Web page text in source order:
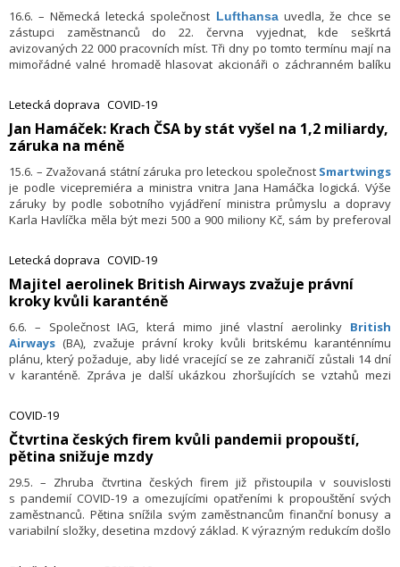
16.6. – Německá letecká společnost Lufthansauvedla, že chce se
zástupci zaměstnanců do 22. června vyjednat, kde seškrtá
avizovaných 22 000 pracovních míst. Tři dny po tomto termínu mají na
mimořádné valné hromadě hlasovat akcionáři o záchranném balíku
pandemie poskytne nový německý fond pro hospodářskou
stabilizaci WSF.
Letecká doprava COVID-19
Jan Hamáček: Krach ČSA by stát vyšel na 1,2 miliardy,
záruka na méně
15.6. – Zvažovaná státní záruka pro leteckou společnost Smartwings
je podle vicepremiéra a ministra vnitra Jana Hamáčka logická. Výše
záruky by podle sobotního vyjádření ministra průmyslu a dopravy
Karla Havlíčka měla být mezi 500 a 900 miliony Kč, sám by preferoval
dávkách a podpoře vyplatil více, zhruba 1,2 miliardy Kč, řekl Jan
Hamáček před pondělním jednáním vlády. Jak však po jednání na
tiskové konferenci uvedl premiér Andrej Babiš, kabinet touto věcí
nezabýval.
Letecká doprava COVID-19
​Majitel aerolinek British Airways zvažuje právní
kroky kvůli karanténě
6.6. – Společnost IAG, která mimo jiné vlastní aerolinky British
Airways (BA), zvažuje právní kroky kvůli britskému karanténnímu
plánu, který požaduje, aby lidé vracející se ze zahraničí zůstali 14 dní
v karanténě. Zpráva je další ukázkou zhoršujících se vztahů mezi
COVID-19
​Čtvrtina českých firem kvůli pandemii propouští,
pětina snižuje mzdy
29.5. – Zhruba čtvrtina českých firem již přistoupila v souvislosti
s pandemií COVID-19 a omezujícími opatřeními k propouštění svých
zaměstnanců. Pětina snížila svým zaměstnancům finanční bonusy a
variabilní složky, desetina mzdový základ. K výrazným redukcím došlo
v období koronavirové krize nezavedla žádná omezující opatření.